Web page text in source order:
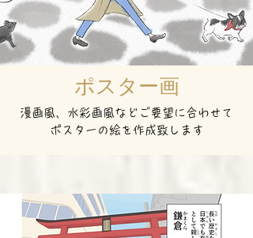
ポスター画
漫画風、水彩画風などご要望に合わせて
ポスターの絵を作成致します